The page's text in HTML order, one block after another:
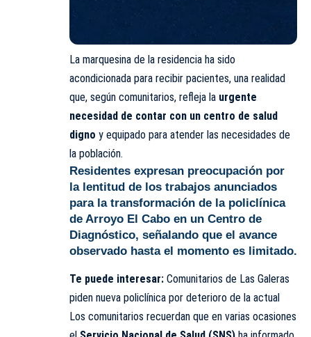
La marquesina de la residencia ha sido
acondicionada para recibir pacientes, una realidad
que, según comunitarios, refleja la urgente
necesidad de contar con un centro de salud
digno y equipado para atender las necesidades de
la población.
Residentes expresan preocupación por
la lentitud de los trabajos anunciados
para la transformación de la policlínica
de Arroyo El Cabo en un Centro de
Diagnóstico, señalando que el avance
observado hasta el momento es limitado.
Te puede interesar: Comunitarios de Las Galeras
piden nueva policlínica por deterioro de la actual
Los comunitarios recuerdan que en varias ocasiones